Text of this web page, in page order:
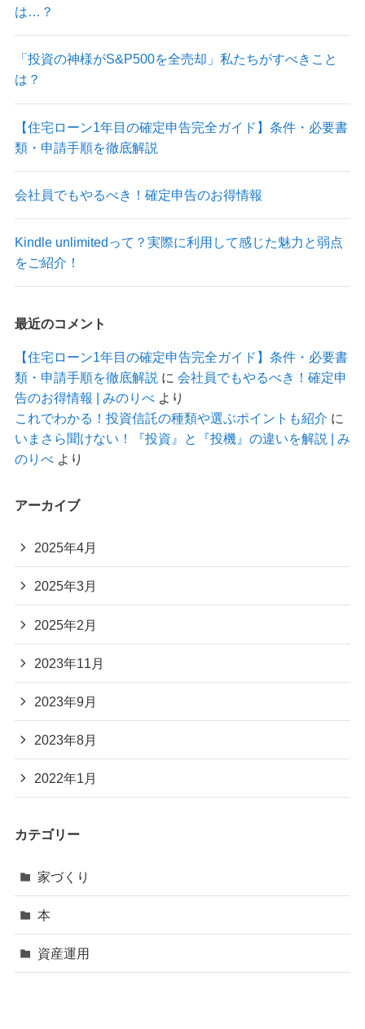
は…？
「投資の神様がS&P500を全売却」私たちがすべきこと
は？
【住宅ローン1年目の確定申告完全ガイド】条件・必要書
類・申請手順を徹底解説
会社員でもやるべき！確定申告のお得情報
Kindle unlimitedって？実際に利用して感じた魅力と弱点
をご紹介！
最近のコメント
【住宅ローン1年目の確定申告完全ガイド】条件・必要書
類・申請手順を徹底解説 に 会社員でもやるべき！確定申
告のお得情報 | みのりべより
これでわかる！投資信託の種類や選ぶポイントも紹介 に
いまさら聞けない！『投資』と『投機』の違いを解説 | み
のりべより
アーカイブ
2025年4月
2025年3月
2025年2月
2023年11月
2023年9月
2023年8月
2022年1月
カテゴリー
家づくり
本
資産運用